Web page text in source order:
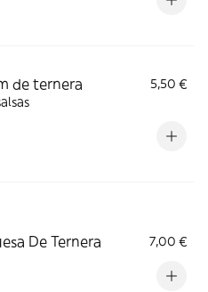
de ternera
5,50 €
De Ternera 7,00 €